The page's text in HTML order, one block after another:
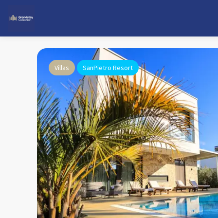
Villas SanPietro Resort